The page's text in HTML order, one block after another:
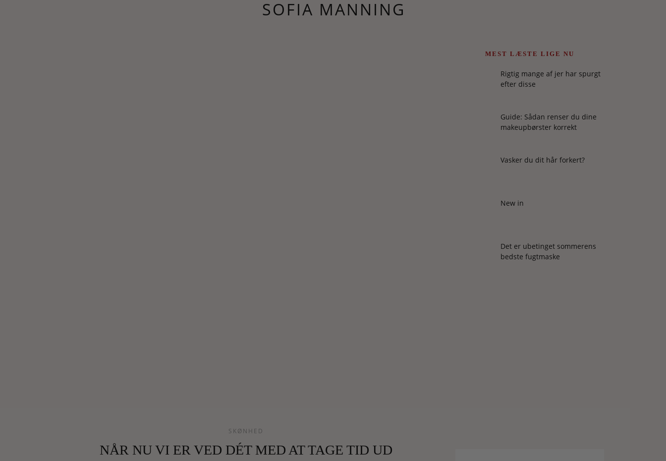
SOFIA MANNING
SKØNHED
NÅR NU VI ER VED DÉT MED AT TAGE TID UD
MEST LÆSTE LIGE NU
Rigtig mange af jer har spurgt
efter disse
Guide: Sådan renser du dine
makeupbørster korrekt
Vasker du dit hår forkert?
New in
Det er ubetinget sommerens
bedste fugtmaske